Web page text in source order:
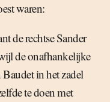
waren:
de rechtse Sander
de onafhankelijke
in het zadel
te doen met